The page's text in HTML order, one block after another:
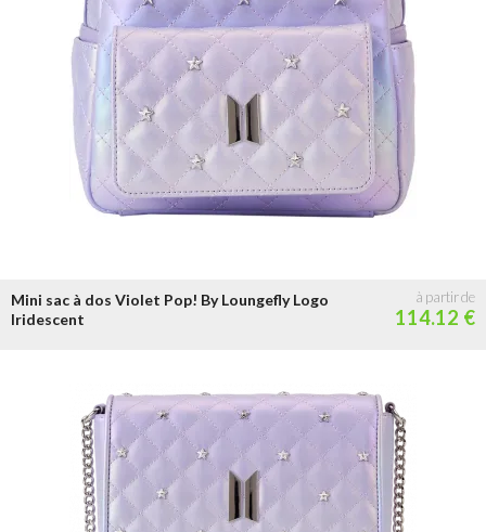
Mini sac à dos Violet Pop! By Loungefly Logo
Iridescent
114.12 €